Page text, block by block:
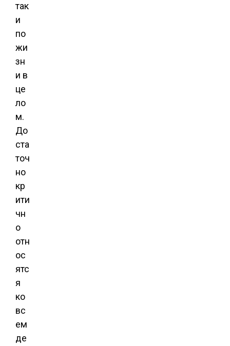
так
и
по
жи
зн
и в
це
ло
м.
До
ста
точ
но
кр
ити
чн
о
отн
ос
ятс
я
ко
вс
ем
де